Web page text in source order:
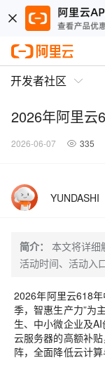
开发者社区
2026年阿里云
2026-06-07 335
YUNDASHI
简介：
本文将详细
活动时间、活动入
2026年阿里云618
季，智惠生产力”为
生、中小微企业及
云服务器的高额补
阵，全面降低云计算